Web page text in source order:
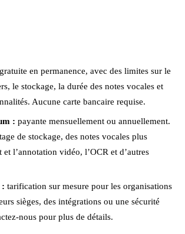
gratuite en permanence, avec des limites sur le
le stockage, la durée des notes vocales et
Aucune carte bancaire requise.
: payante mensuellement ou annuellement.
de stockage, des notes vocales plus
l’annotation vidéo, l’OCR et d’autres
: tarification sur mesure pour les organisations
sièges, des intégrations ou une sécurité
nous pour plus de détails.